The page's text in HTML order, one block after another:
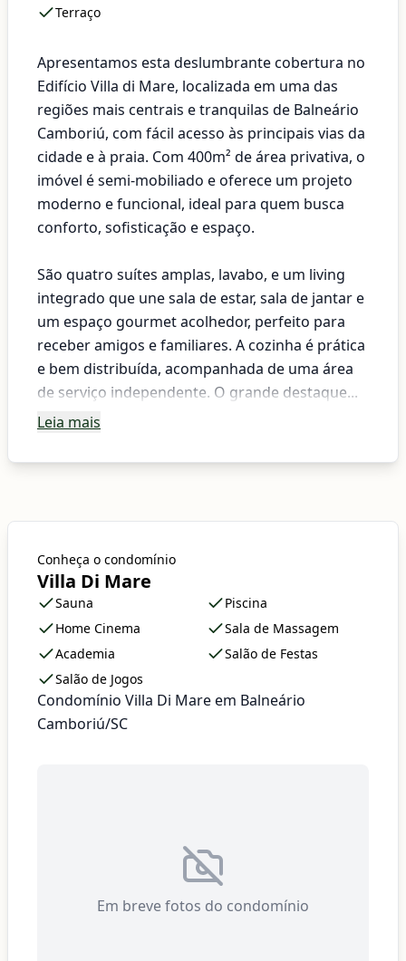
Terraço
Apresentamos esta deslumbrante cobertura no
Edifício Villa di Mare, localizada em uma das
regiões mais centrais e tranquilas de Balneário
Camboriú, com fácil acesso às principais vias da
cidade e à praia. Com 400m² de área privativa, o
imóvel é semi-mobiliado e oferece um projeto
moderno e funcional, ideal para quem busca
conforto, sofisticação e espaço.
São quatro suítes amplas, lavabo, e um living
integrado que une sala de estar, sala de jantar e
um espaço gourmet acolhedor, perfeito para
receber amigos e familiares. A cozinha é prática
e bem distribuída, acompanhada de uma área
de serviço independente. O grande destaque...
Leia mais
Conheça o condomínio
Villa Di Mare
Sauna
Piscina
Home Cinema
Sala de Massagem
Academia
Salão de Festas
Salão de Jogos
Condomínio Villa Di Mare em Balneário
Camboriú/SC
Em breve fotos do condomínio